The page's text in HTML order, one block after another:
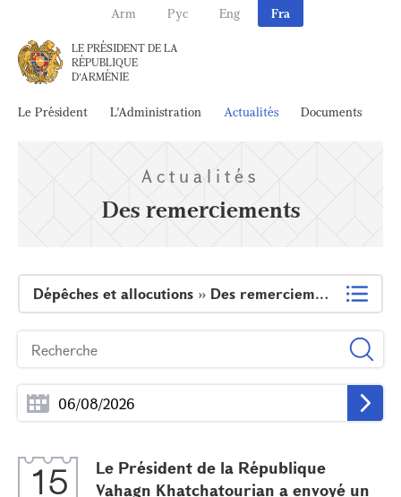
Arm Рус Eng Fra
LE PRÉSIDENT DE LA
RÉPUBLIQUE
D'ARMÉNIE
Le Président L'Administration Actualités Documents
Actualités
Des remerciements
Dépêches et allocutions » Des remerciements
15
Le Président de la République
Vahagn Khatchatourian a envoyé un